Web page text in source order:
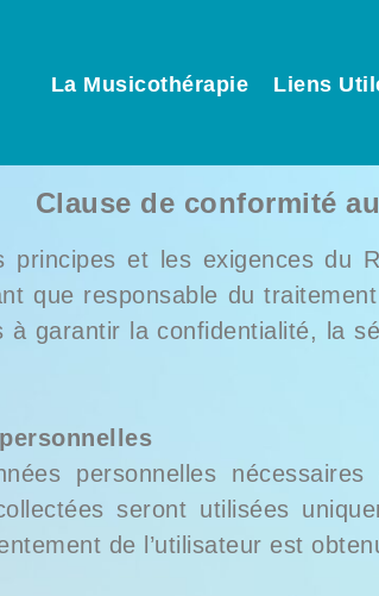
La Musicothérapie Liens
Clause de conformité
principes et les exigences du
que responsable du
garantir la confidentialité, la
personnelles
seront utilisées
de l’utilisateur est